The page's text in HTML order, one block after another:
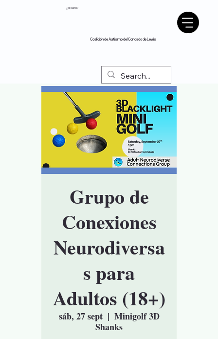
Coalición de Autismo del Condado de Lewis
¿Español?
Grupo de
Conexiones
Neurodiversa
s para
Adultos (18+)
sáb, 27 sept
  |
Minigolf 3D
Shanks